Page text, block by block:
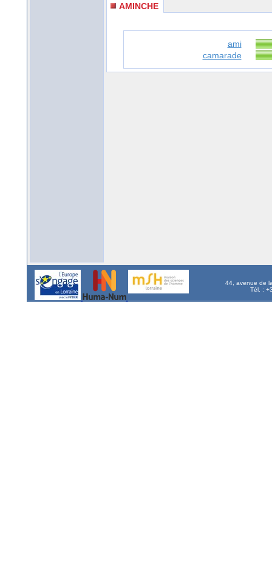
AMINCHE
ami
camarade
44, avenue de
Tél. :